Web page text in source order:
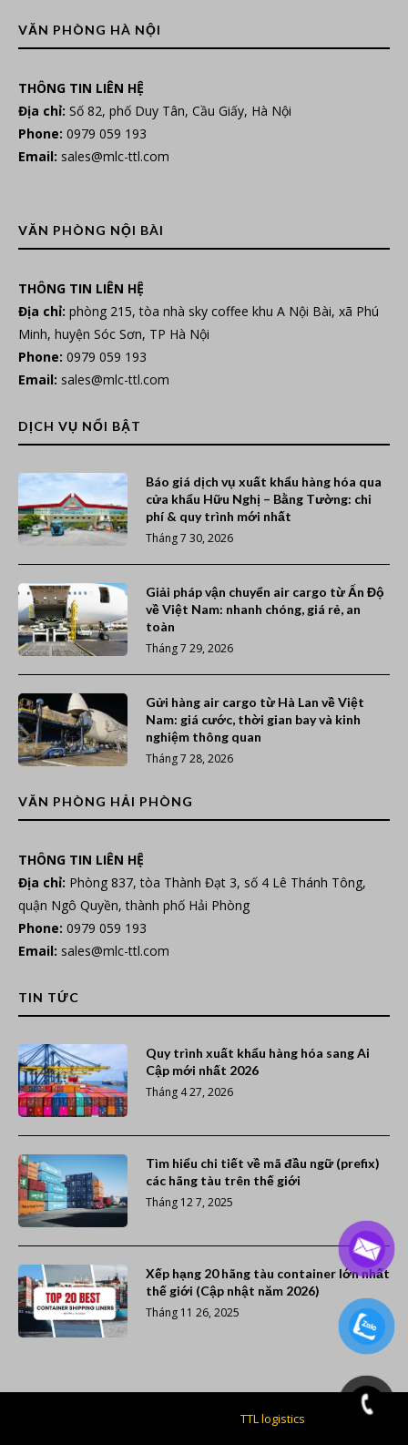
VĂN PHÒNG HÀ NỘI
THÔNG TIN LIÊN HỆ
Địa chỉ: Số 82, phố Duy Tân, Cầu Giấy, Hà Nội
Phone: 0979 059 193
Email: sales@mlc-ttl.com
VĂN PHÒNG NỘI BÀI
THÔNG TIN LIÊN HỆ
Địa chỉ: phòng 215, tòa nhà sky coffee khu A Nội Bài, xã Phú
Minh, huyện Sóc Sơn, TP Hà Nội
Phone: 0979 059 193
Email: sales@mlc-ttl.com
DỊCH VỤ NỔI BẬT
Báo giá dịch vụ xuất khẩu hàng hóa qua
cửa khẩu Hữu Nghị – Bằng Tường: chi
phí & quy trình mới nhất
Tháng 7 30, 2026
Giải pháp vận chuyển air cargo từ Ấn Độ
về Việt Nam: nhanh chóng, giá rẻ, an
toàn
Tháng 7 29, 2026
Gửi hàng air cargo từ Hà Lan về Việt
Nam: giá cước, thời gian bay và kinh
nghiệm thông quan
Tháng 7 28, 2026
VĂN PHÒNG HẢI PHÒNG
THÔNG TIN LIÊN HỆ
Địa chỉ: Phòng 837, tòa Thành Đạt 3, số 4 Lê Thánh Tông,
quận Ngô Quyền, thành phố Hải Phòng
Phone: 0979 059 193
Email: sales@mlc-ttl.com
TIN TỨC
Quy trình xuất khẩu hàng hóa sang Ai
Cập mới nhất 2026
Tháng 4 27, 2026
Tìm hiểu chi tiết về mã đầu ngữ (prefix)
các hãng tàu trên thế giới
Tháng 12 7, 2025
Xếp hạng 20 hãng tàu container lớn nhất
thế giới (Cập nhật năm 2026)
Tháng 11 26, 2025
TTL logistics